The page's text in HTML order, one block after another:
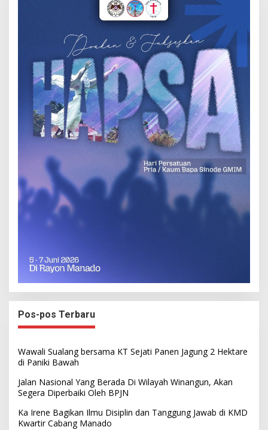
Pos-pos Terbaru
Wawali Sualang bersama KT Sejati Panen Jagung 2 Hektare
di Paniki Bawah
Jalan Nasional Yang Berada Di Wilayah Winangun, Akan
Segera Diperbaiki Oleh BPJN
Ka Irene Bagikan Ilmu Disiplin dan Tanggung Jawab di KMD
Kwartir Cabang Manado